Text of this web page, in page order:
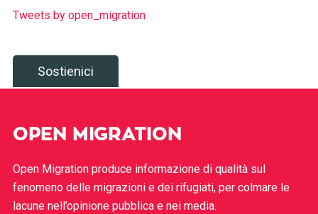
Tweets by open_migration
Sostienici
OPEN MIGRATION
Open Migration produce informazione di qualità sul
fenomeno delle migrazioni e dei rifugiati, per colmare le
lacune nell’opinione pubblica e nei media.